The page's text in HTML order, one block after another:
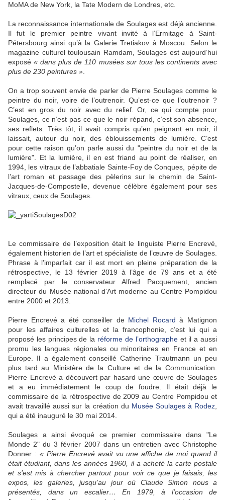
MoMA de New York, la Tate Modern de Londres, etc.
La reconnaissance internationale de Soulages est déjà ancienne.
Il fut le premier peintre vivant invité à l’Ermitage à Saint-
Pétersbourg ainsi qu’à la Galerie Tretiakov à Moscou. Selon le
magazine culturel toulousain Ramdam, Soulages est aujourd’hui
exposé« dans plus de 110 musées sur tous les continents avec
plus de 230 peintures »
On a trop souvent envie de parler de Pierre Soulages comme le
peintre du noir, voire de l’outrenoir. Qu’est-ce que l’outrenoir ?
C’est en gros du noir avec du relief. Or, ce qui compte pour
Soulages, ce n’est pas ce que le noir répand, c’est son absence,
ses reflets. Très tôt, il avait compris qu’en peignant en noir, il
laissait, autour du noir, des éblouissements de lumière. C’est
pour cette raison qu’on parle aussi du "peintre du noir et de la
lumière". Et la lumière, il en est friand au point de réaliser, en
1994, les vitraux de l’abbatiale Sainte-Foy de Conques, pépite de
l’art roman et passage des pèlerins sur le chemin de Saint-
Jacques-de-Compostelle, devenue célèbre également pour ses
vitraux, ceux de Soulages.
Le commissaire de l’exposition était le linguiste Pierre Encrevé,
également historien de l’art et spécialiste de l’œuvre de Soulages.
Phrase à l’imparfait car il est mort en pleine préparation de la
rétrospective, le 13 février 2019 à l’âge de 79 ans et a été
remplacé par le conservateur Alfred Pacquement, ancien
directeur du Musée national d’Art moderne au Centre Pompidou
entre 2000 et 2013.
Pierre Encrevé a été conseiller de Michel Rocard à Matignon
pour les affaires culturelles et la francophonie, c’est lui qui a
proposé les principes de la réforme de l’orthographeet il a aussi
promu les langues régionales ou minoritaires en France et en
Europe. Il a également conseillé Catherine Trautmann un peu
plus tard au Ministère de la Culture et de la Communication.
Pierre Encrevé a découvert par hasard une œuvre de Soulages
et a eu immédiatement le coup de foudre. Il était déjà le
commissaire de la rétrospective de 2009 au Centre Pompidou et
avait travaillé aussi sur la création du Musée Soulages à Rodez
qui a été inauguré le 30 mai 2014.
Soulages a ainsi évoqué ce premier commissaire dans "Le
Monde 2" du 3 février 2007 dans un entretien avec Christophe
Donner : « Pierre Encrevé avait vu une affiche de moi quand il
était étudiant, dans les années 1960, il a acheté la carte postale
et s’est mis à chercher partout pour voir ce que je faisais, les
expos, les galeries, jusqu’au jour où Claude Simon nous a
présentés, dans un escalier… En 1979, à l’occasion de